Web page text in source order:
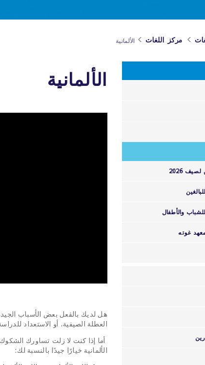
مركز اللغات الألمانية
2026
والأطفال
غوته
الألمانية
هل لديك بالفعل بعض الأسباب الجيدة
العطلة الصيفية، أو الاستعداد
أما إذا كنت لا زلت تساورك
الألمانية خيارًا جيدًا بالنسبة لك: